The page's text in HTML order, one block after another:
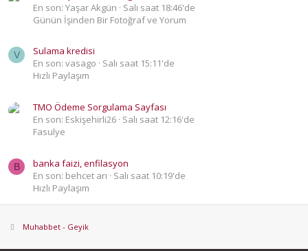
En son: Yaşar Akgün
Salı saat 18:46'de
Günün İşinden Bir Fotoğraf ve Yorum
V
Sulama kredisi
En son: vasago
Salı saat 15:11'de
Hızlı Paylaşım
TMO Ödeme Sorgulama Sayfası
En son: Eskişehirli26 Salı saat 12:16'de
Fasulye
B
banka faizi, enfilasyon
En son: behcet arı
Salı saat 10:19'de
Hızlı Paylaşım
Muhabbet - Geyik